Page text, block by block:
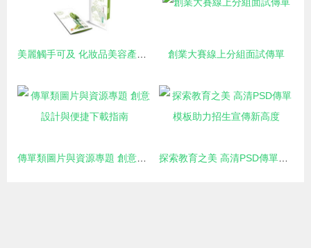
創業大賽線上分組面試傳單